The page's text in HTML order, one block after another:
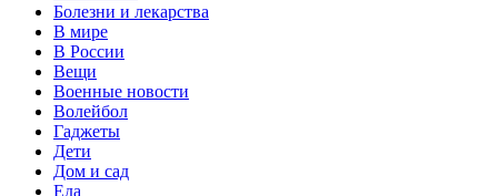
Болезни и лекарства
В мире
В России
Вещи
Военные новости
Волейбол
Гаджеты
Дети
Дом и сад
Еда